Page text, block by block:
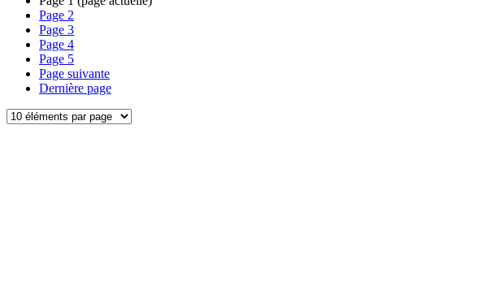
Page 2
Page 3
Page 4
Page 5
Page suivante
Dernière page